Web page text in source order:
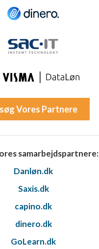
Vores Partnere
samarbejdspartnere:
Danløn.dk
Saxis.dk
capino.dk
dinero.dk
GoLearn.dk